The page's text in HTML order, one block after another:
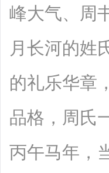
峰大气、周
月长河的姓
的礼乐华章
品格，周氏
丙午马年，